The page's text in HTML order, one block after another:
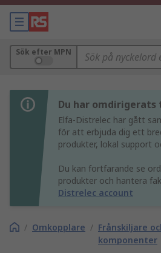
Sök efter MPN
Du har omdirigerats
Elfa-Distrelec har gått
för att erbjuda dig ett
produkter, lokal support
Du kan fortfarande se
produkter och hantera
Distrelec account
/ Omkopplare / Frånskiljare
komponenter